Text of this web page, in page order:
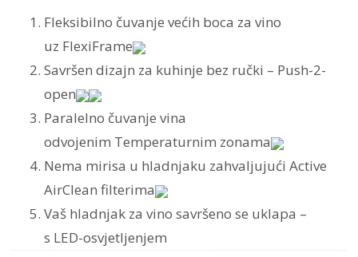
Fleksibilno čuvanje većih boca za vino
uz FlexiFrame
Savršen dizajn za kuhinje bez ručki – Push-2-
open
Paralelno čuvanje vina
odvojenim Temperaturnim zonama
Nema mirisa u hladnjaku zahvaljujući Active
AirClean filterima
Vaš hladnjak za vino savršeno se uklapa –
s LED-osvjetljenjem